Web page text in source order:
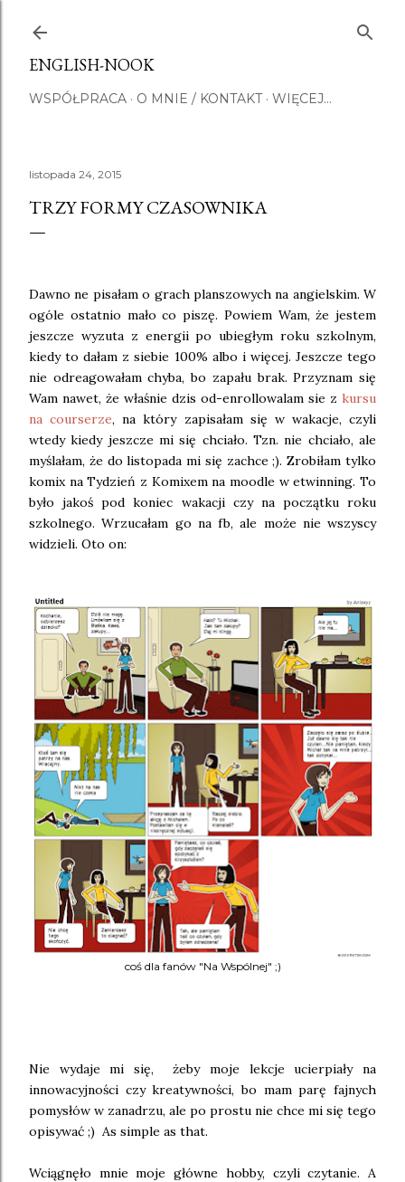
ENGLISH-NOOK
WSPÓŁPRACA O MNIE / KONTAKT WIĘCEJ…
listopada 24, 2015
TRZY FORMY CZASOWNIKA
Dawno ne pisałam o grach planszowych na angielskim. W
ogóle ostatnio mało co piszę. Powiem Wam, że jestem
jeszcze wyzuta z energii po ubiegłym roku szkolnym,
kiedy to dałam z siebie 100% albo i więcej. Jeszcze tego
nie odreagowałam chyba, bo zapału brak. Przyznam się
Wam nawet, że właśnie dzis od-enrollowalam sie z kursu
na courserze, na który zapisałam się w wakacje, czyli
wtedy kiedy jeszcze mi się chciało. Tzn. nie chciało, ale
myślałam, że do listopada mi się zachce ;). Zrobiłam tylko
komix na Tydzień z Komixem na moodle w etwinning. To
było jakoś pod koniec wakacji czy na początku roku
szkolnego. Wrzucałam go na fb, ale może nie wszyscy
widzieli. Oto on:
coś dla fanów "Na Wspólnej" ;)
Nie wydaje mi się, żeby moje lekcje ucierpiały na
innowacyjności czy kreatywności, bo mam parę fajnych
pomysłów w zanadrzu, ale po prostu nie chce mi się tego
opisywać ;) As simple as that.
Wciągnęło mnie moje główne hobby, czyli czytanie. A